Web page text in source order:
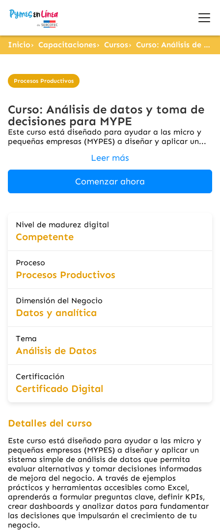
Inicio Capacitaciones Cursos Curso: Análisis de datos y toma de decisiones para MYPE
Procesos Productivos
Curso: Análisis de datos y toma de
decisiones para MYPE
Este curso está diseñado para ayudar a las micro y
pequeñas empresas (MYPES) a diseñar y aplicar un...
Leer más
Comenzar ahora
Nivel de madurez digital
Competente
Proceso
Procesos Productivos
Dimensión del Negocio
Datos y analítica
Tema
Análisis de Datos
Certificación
Certificado Digital
Detalles del curso
Este curso está diseñado para ayudar a las micro y
pequeñas empresas (MYPES) a diseñar y aplicar un
sistema simple de análisis de datos que permita
evaluar alternativas y tomar decisiones informadas
de mejora del negocio. A través de ejemplos
prácticos y herramientas accesibles como Excel,
aprenderás a formular preguntas clave, definir KPIs,
crear dashboards y analizar datos para fundamentar
las decisiones que impulsarán el crecimiento de tu
negocio.